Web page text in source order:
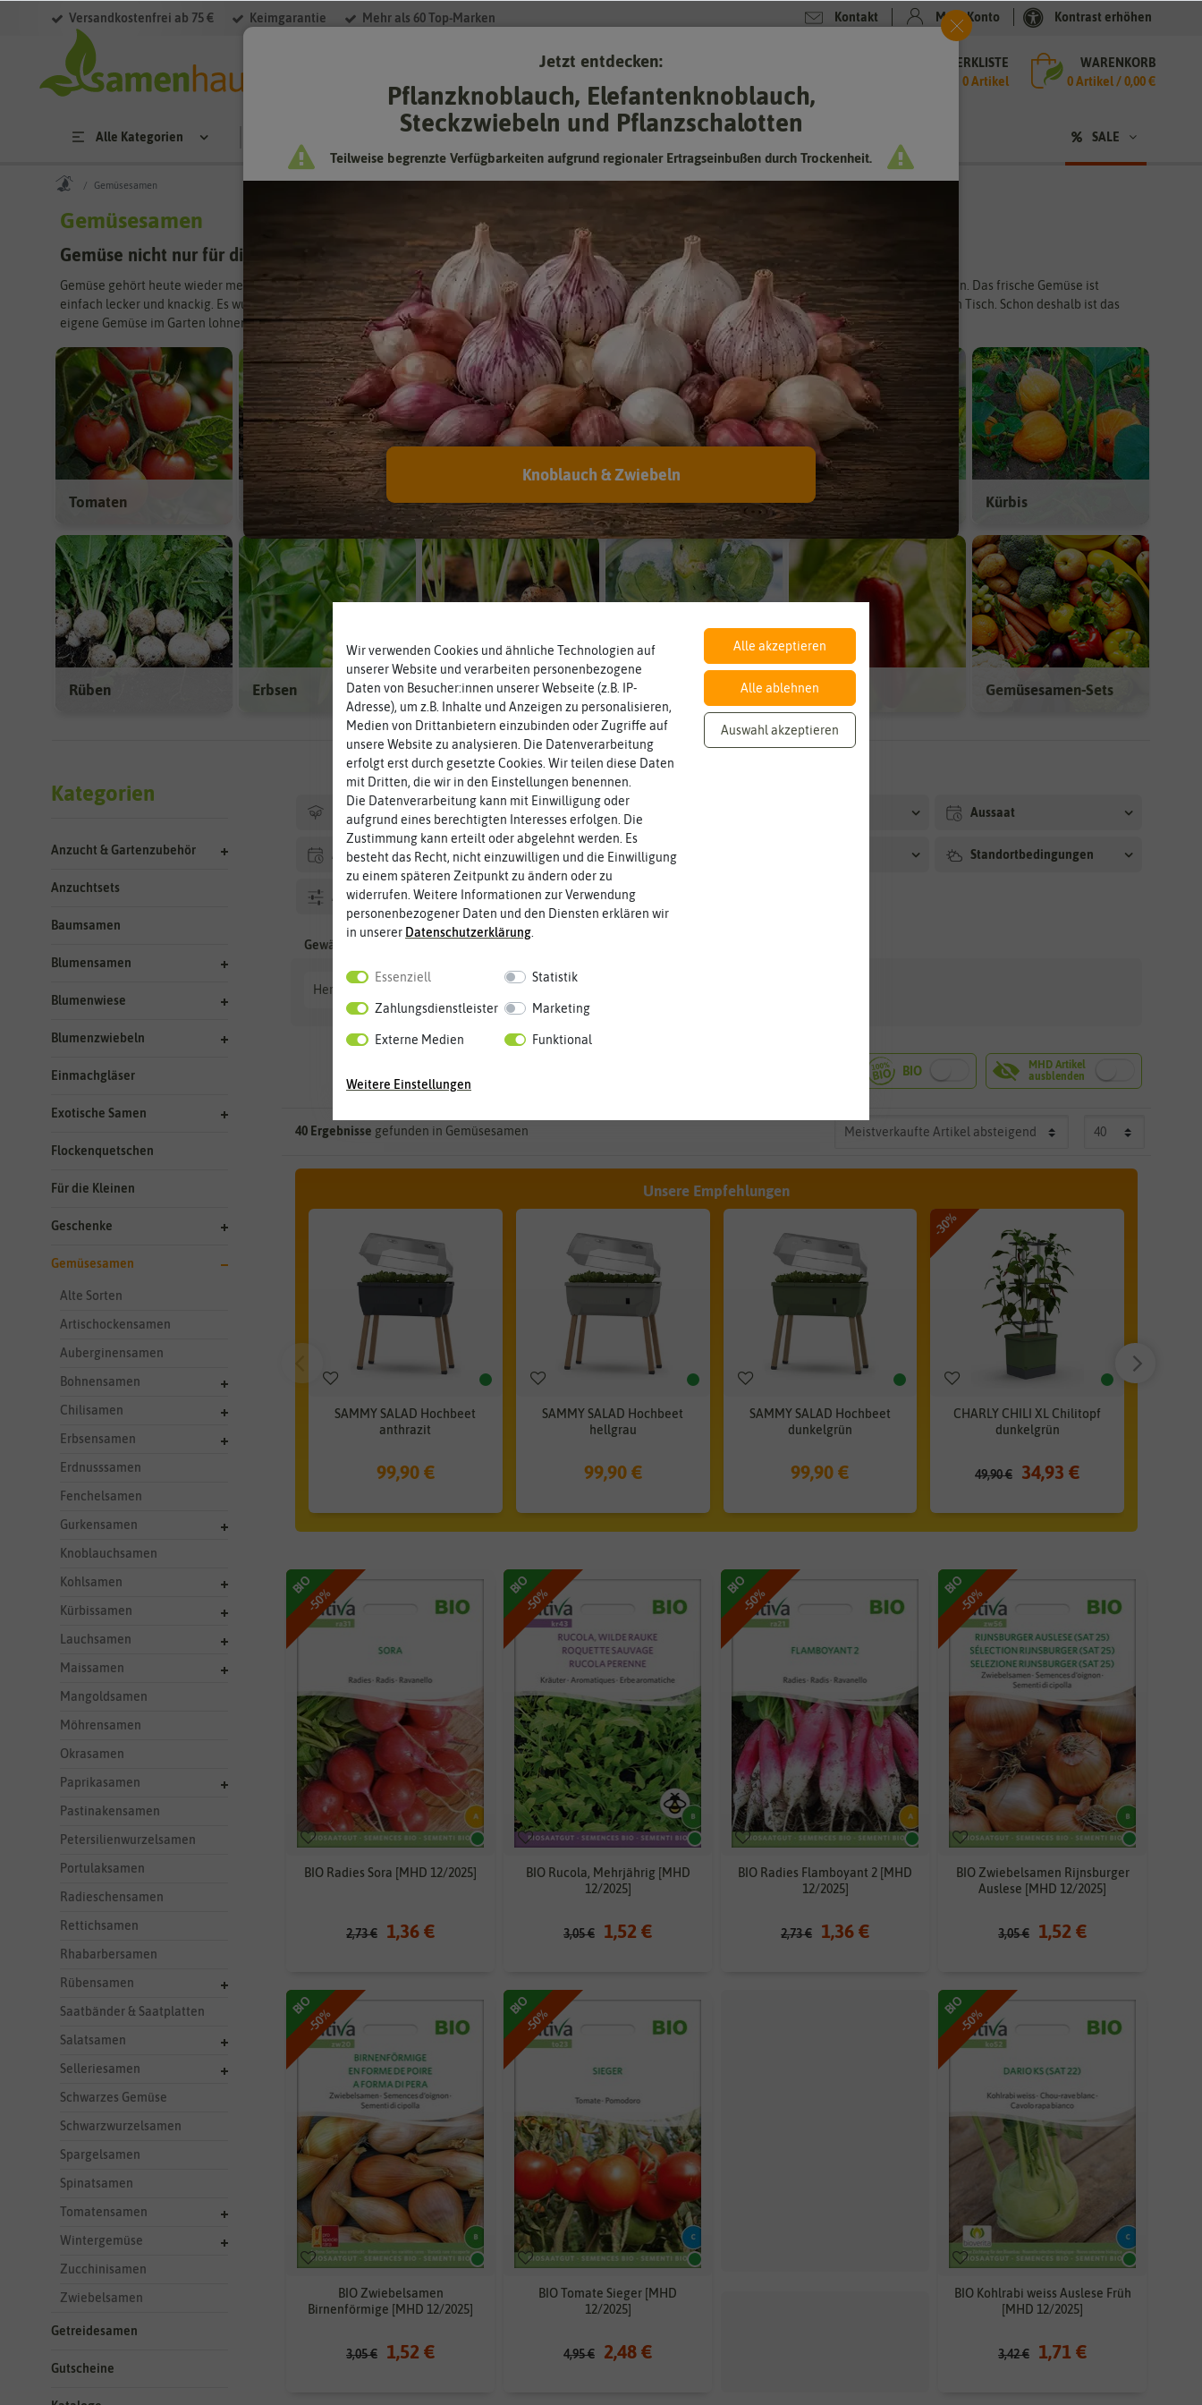
Versandkostenfrei ab 75 € Keimgarantie Mehr als 60 Top-Marken Kontakt Mein Konto Kontrast erhöhen
MERKLISTE
0 Artikel
WARENKORB
0Artikel /0,00 €
Alle Kategorien SALE
Gemüsesamen
Gemüsesamen
Gemüse nicht nur für die Selbstversorgung
Gemüse gehört heute wieder mehr zum Garten dazu. Viele Familien haben sich wieder für die Selbstversorgung mit Gemüse aus dem eigenen Garten entschieden. Das frische Gemüse ist
einfach lecker und knackig. Es wurde nicht mit Pestiziden behandelt, wenn Sie naturnah gärtnern, und kommt ohne langen Transport und Lagerung frisch auf den Tisch. Schon deshalb ist das
eigene Gemüse im Garten lohnenswert. Und schließlich haben Sie selber etwas geschafft, wenn Sie das Gemüse selbst herangezogen haben.
Tomaten Salat Bohnen Kohl Gurken Kürbis
Rüben Erbsen Möhren Wintergemüse Chili Gemüsesamen-Sets
Mehr anzeigen
Kategorien
Anzucht & Gartenzubehör
Anzuchtsets
Baumsamen
Blumensamen
Blumenwiese
Blumenzwiebeln
Einmachgläser
Exotische Samen
Flockenquetschen
Für die Kleinen
Geschenke
Gemüsesamen
Alte Sorten
Artischockensamen
Auberginensamen
Bohnensamen
Chilisamen
Erbsensamen
Erdnusssamen
Fenchelsamen
Gurkensamen
Knoblauchsamen
Kohlsamen
Kürbissamen
Lauchsamen
Maissamen
Mangoldsamen
Möhrensamen
Okrasamen
Paprikasamen
Pastinakensamen
Petersilienwurzelsamen
Portulaksamen
Radieschensamen
Rettichsamen
Rhabarbersamen
Rübensamen
Saatbänder & Saatplatten
Salatsamen
Selleriesamen
Schwarzes Gemüse
Schwarzwurzelsamen
Spargelsamen
Spinatsamen
Tomatensamen
Wintergemüse
Zucchinisamen
Zwiebelsamen
Getreidesamen
Gutscheine
Hersteller Aussaat
Aussaat Haus Ernte Standortbedingungen
Aussaathilfen Anbauort
Hersteller: Sativa Rheinau
40 Ergebnisse gefunden in Gemüsesamen
Unsere Empfehlungen
SAMMY SALAD Hochbeet
anthrazit
99,90 €
SAMMY SALAD Hochbeet
hellgrau
99,90 €
SAMMY SALAD Hochbeet
dunkelgrün
99,90 €
-30%
CHARLY CHILI XL Chilitopf
dunkelgrün
49,90 € 34,93 €
-50%
BIO
BIO Radies Sora [MHD 12/2025]
2,73 € 1,36 €
-50%
BIO
BIO Rucola, Mehrjährig [MHD
12/2025]
3,05 € 1,52 €
-50%
BIO
BIO Radies Flamboyant 2 [MHD
12/2025]
2,73 € 1,36 €
-50%
BIO
BIO Zwiebelsamen Rijnsburger
Auslese [MHD 12/2025]
3,05 € 1,52 €
-50%
BIO
BIO Zwiebelsamen
Birnenförmige [MHD 12/2025]
3,05 € 1,52 €
-50%
BIO
BIO Tomate Sieger [MHD
12/2025]
4,95 € 2,48 €
-50%
BIO
BIO Kohlrabi weiss Auslese Früh
[MHD 12/2025]
3,42 € 1,71 €
Filter
Wir verwenden Cookies und ähnliche Technologien auf
unserer Website und verarbeiten personenbezogene
Daten von Besucher:innen unserer Webseite (z.B. IP-
Adresse), um z.B. Inhalte und Anzeigen zu personalisieren,
Medien von Drittanbietern einzubinden oder Zugriffe auf
unsere Website zu analysieren. Die Datenverarbeitung
erfolgt erst durch gesetzte Cookies. Wir teilen diese Daten
mit Dritten, die wir in den Einstellungen benennen.
Die Datenverarbeitung kann mit Einwilligung oder
aufgrund eines berechtigten Interesses erfolgen. Die
Zustimmung kann erteilt oder abgelehnt werden. Es
besteht das Recht, nicht einzuwilligen und die Einwilligung
zu einem späteren Zeitpunkt zu ändern oder zu
widerrufen. Weitere Informationen zur Verwendung
personenbezogener Daten und den Diensten erklären wir
in unserer Daten­schutz­erklärung
Essenziell Statistik
Zahlungsdienstleister Marketing
Externe Medien Funktional
Weitere Einstellungen
Alle akzeptieren
Alle ablehnen
Auswahl akzeptieren
Jetzt entdecken:
Pflanzknoblauch, Elefantenknoblauch,
Steckzwiebeln und Pflanzschalotten
Teilweise begrenzte Verfügbarkeiten aufgrund regionaler Ertragseinbußen durch Trockenheit.
Knoblauch & Zwiebeln